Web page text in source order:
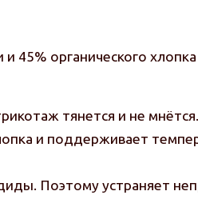
45% органического
тянется и не мнётся.
и поддерживает
Поэтому устраняет